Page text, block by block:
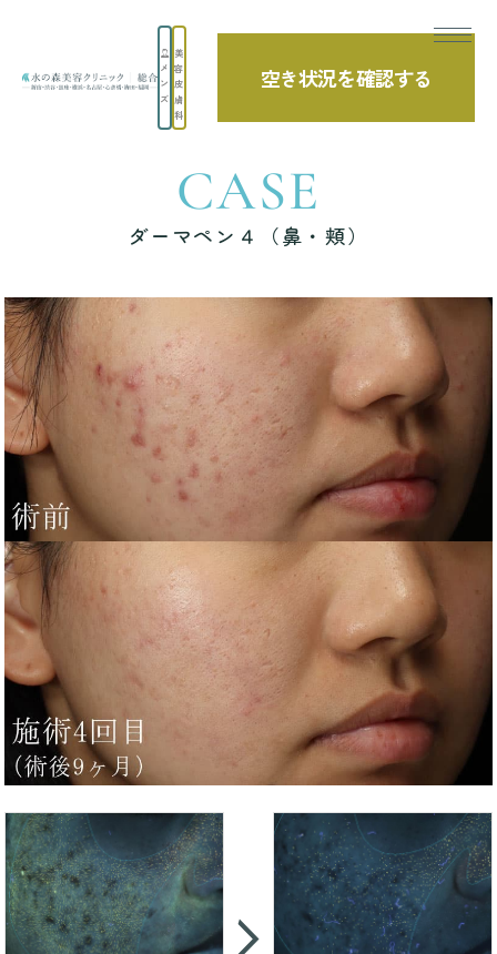
メ
ン
ズ
美
容
皮
膚
科
空き状況を確認する
TOP 症例写真 ダーマペン４（鼻・頬）
CASE
ダーマペン４（鼻・頬）